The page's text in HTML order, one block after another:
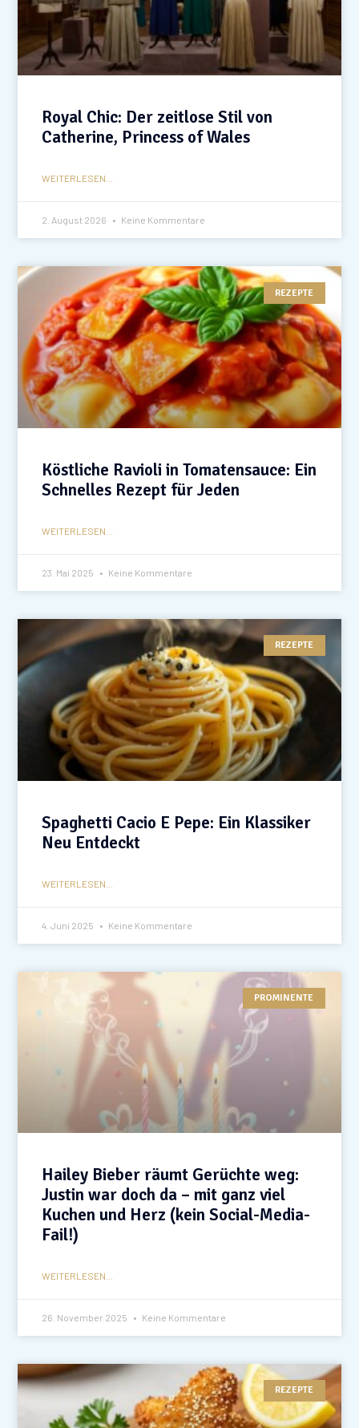
Royal Chic: Der zeitlose Stil von
Catherine, Princess of Wales
WEITERLESEN...
2. August 2026 Keine Kommentare
REZEPTE
Köstliche Ravioli in Tomatensauce: Ein
Schnelles Rezept für Jeden
WEITERLESEN...
23. Mai 2025 Keine Kommentare
REZEPTE
Spaghetti Cacio E Pepe: Ein Klassiker
Neu Entdeckt
WEITERLESEN...
4. Juni 2025 Keine Kommentare
PROMINENTE
Hailey Bieber räumt Gerüchte weg:
Justin war doch da – mit ganz viel
Kuchen und Herz (kein Social-Media-
Fail!)
WEITERLESEN...
26. November 2025 Keine Kommentare
REZEPTE